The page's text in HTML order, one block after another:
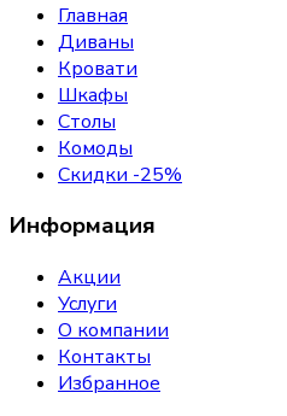
Главная
Диваны
Кровати
Шкафы
Столы
Комоды
Скидки -25%
Информация
Акции
Услуги
О компании
Контакты
Избранное